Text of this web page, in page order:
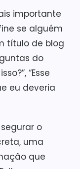
importante
se alguém
título de blog
do
“Esse
eu deveria
o
uma
que